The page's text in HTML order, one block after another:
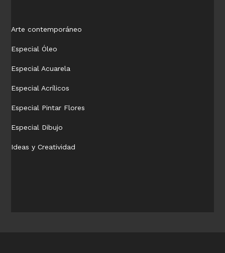
Arte contemporáneo
Especial Óleo
Especial Acuarela
Especial Acrílicos
Especial Pintar Flores
Especial Dibujo
Ideas y Creatividad